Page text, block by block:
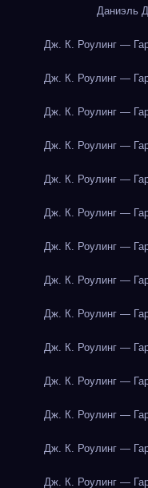
Даниэль
Дж. К. Роулинг —
Дж. К. Роулинг —
Дж. К. Роулинг —
Дж. К. Роулинг —
Дж. К. Роулинг —
Дж. К. Роулинг —
Дж. К. Роулинг —
Дж. К. Роулинг —
Дж. К. Роулинг —
Дж. К. Роулинг —
Дж. К. Роулинг —
Дж. К. Роулинг —
Дж. К. Роулинг —
Дж. К. Роулинг —